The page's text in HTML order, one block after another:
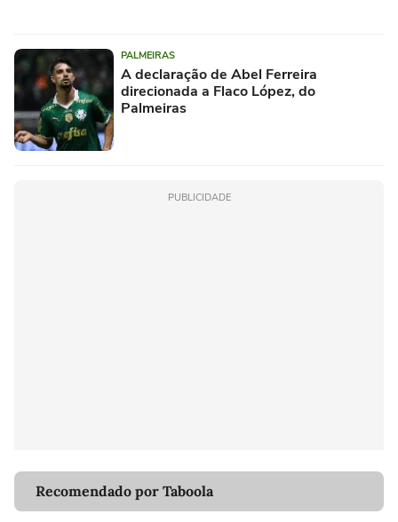
PALMEIRAS
A declaração de Abel Ferreira
direcionada a Flaco López, do
Palmeiras
PUBLICIDADE
Recomendado por Taboola